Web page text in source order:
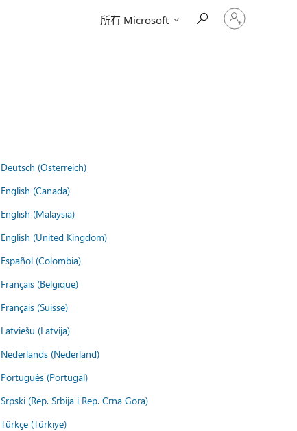
所有 Microsoft
请
登
Deutsch (Österreich)
English (Canada)
English (Malaysia)
English (United Kingdom)
Español (Colombia)
Français (Belgique)
Français (Suisse)
Latviešu (Latvija)
Nederlands (Nederland)
Português (Portugal)
Srpski (Rep. Srbija i Rep. Crna Gora)
Türkçe (Türkiye)